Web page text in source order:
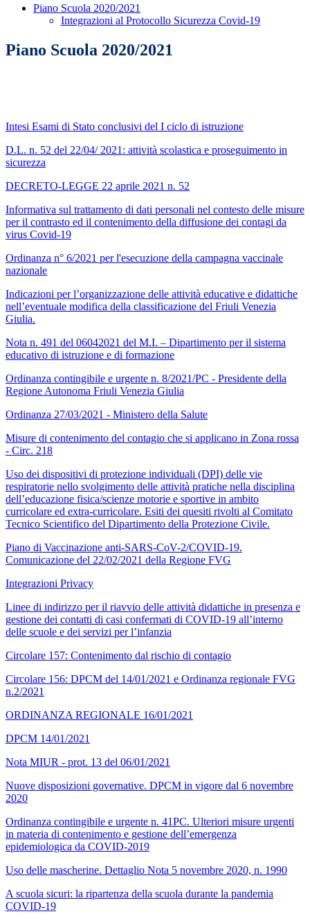
Piano Scuola 2020/2021
Integrazioni al Protocollo Sicurezza Covid-19
Piano Scuola 2020/2021
Intesi Esami di Stato conclusivi del I ciclo di istruzione
D.L. n. 52 del 22/04/ 2021: attività scolastica e proseguimento in
sicurezza
DECRETO-LEGGE 22 aprile 2021 n. 52
Informativa sul trattamento di dati personali nel contesto delle misure
per il contrasto ed il contenimento della diffusione dei contagi da
virus Covid-19
Ordinanza n° 6/2021 per l'esecuzione della campagna vaccinale
nazionale
Indicazioni per l’organizzazione delle attività educative e didattiche
nell’eventuale modifica della classificazione del Friuli Venezia
Giulia.
Nota n. 491 del 06042021 del M.I. – Dipartimento per il sistema
educativo di istruzione e di formazione
Ordinanza contingibile e urgente n. 8/2021/PC - Presidente della
Regione Autonoma Friuli Venezia Giulia
Ordinanza 27/03/2021 - Ministero della Salute
Misure di contenimento del contagio che si applicano in Zona rossa
- Circ. 218
Uso dei dispositivi di protezione individuali (DPI) delle vie
respiratorie nello svolgimento delle attività pratiche nella disciplina
dell’educazione fisica/scienze motorie e sportive in ambito
curricolare ed extra-curricolare. Esiti dei quesiti rivolti al Comitato
Tecnico Scientifico del Dipartimento della Protezione Civile.
Piano di Vaccinazione anti-SARS-CoV-2/COVID-19.
Comunicazione del 22/02/2021 della Regione FVG
Integrazioni Privacy
Linee di indirizzo per il riavvio delle attività didattiche in presenza e
gestione dei contatti di casi confermati di COVID-19 all’interno
delle scuole e dei servizi per l’infanzia
Circolare 157: Contenimento dal rischio di contagio
Circolare 156: DPCM del 14/01/2021 e Ordinanza regionale FVG
n.2/2021
ORDINANZA REGIONALE 16/01/2021
DPCM 14/01/2021
Nota MIUR - prot. 13 del 06/01/2021
Nuove disposizioni governative. DPCM in vigore dal 6 novembre
2020
Ordinanza contingibile e urgente n. 41PC. Ulteriori misure urgenti
in materia di contenimento e gestione dell’emergenza
epidemiologica da COVID-2019
Uso delle mascherine. Dettaglio Nota 5 novembre 2020, n. 1990
A scuola sicuri: la ripartenza della scuola durante la pandemia
COVID-19